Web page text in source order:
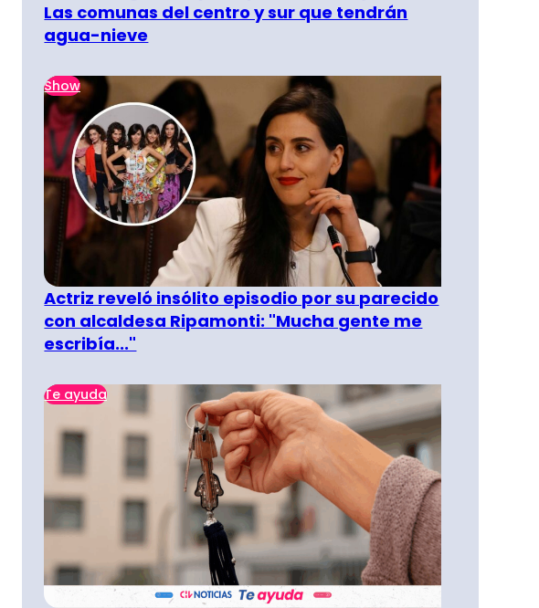
Las comunas del centro y sur que tendrán
agua-nieve
Show
Actriz reveló insólito episodio por su parecido
con alcaldesa Ripamonti: "Mucha gente me
escribía..."
Te ayuda